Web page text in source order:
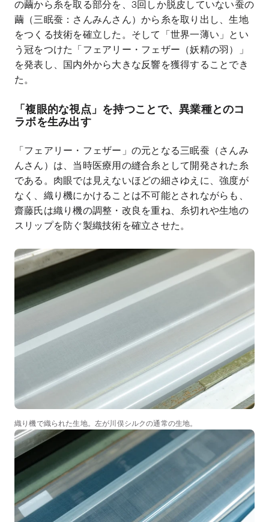
の繭から糸を取る部分を、 3回しか脱皮していない蚕の
繭（三眠蚕：さんみんさん）から糸を取り出し、生地
をつくる技術を確立した。そして「世界一薄い」とい
う冠をつけた「フェアリー・フェザー（妖精の羽）」
を発表し、国内外から大きな反響を獲得することでき
た。
「複眼的な視点」を持つことで、異業種とのコ
ラボを生み出す
「フェアリー・フェザー」の元となる三眠蚕（さんみ
んさん）は、当時医療用の縫合糸として開発された糸
である。肉眼では見えないほどの細さゆえに、強度が
なく、織り機にかけることは不可能とされながらも、
齋藤氏は織り機の調整・改良を重ね、糸切れや生地の
スリップを防ぐ製織技術を確立させた。
織り機で織られた生地。左が川俣シルクの通常の生地。